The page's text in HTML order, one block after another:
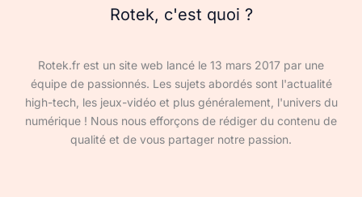
Rotek, c'est quoi ?
Rotek.fr est un site web lancé le 13 mars 2017 par une
équipe de passionnés. Les sujets abordés sont l'actualité
high-tech, les jeux-vidéo et plus généralement, l'univers du
numérique ! Nous nous efforçons de rédiger du contenu de
qualité et de vous partager notre passion.